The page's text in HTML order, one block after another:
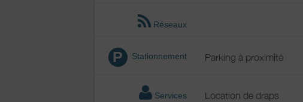
Réseaux
P Stationnement Parking à proximité
Services
Location de draps